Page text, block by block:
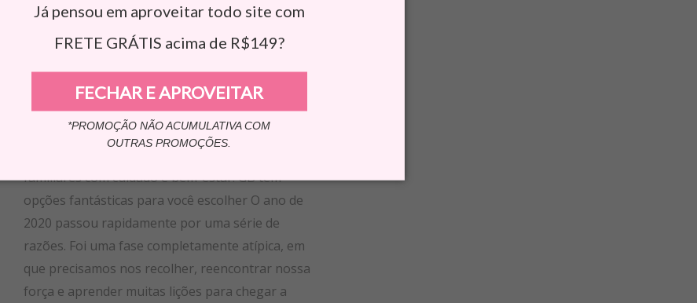
Já pensou em aproveitar todo site com
FRETE GRÁTIS acima de R$149?
FECHAR E APROVEITAR
*PROMOÇÃO NÃO ACUMULATIVA COM
OUTRAS PROMOÇÕES.
É tempo de celebrar e de presentear amigos e
familiares com cuidado e bem-estar. GB tem
opções fantásticas para você escolher O ano de
2020 passou rapidamente por uma série de
razões. Foi uma fase completamente atípica, em
que precisamos nos recolher, reencontrar nossa
força e aprender muitas lições para chegar a